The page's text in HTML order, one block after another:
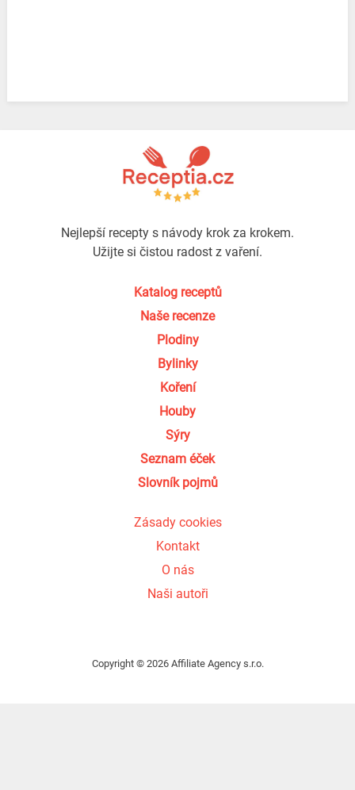
Nejlepší recepty s návody krok za krokem.
Užijte si čistou radost z vaření.
Katalog receptů
Naše recenze
Plodiny
Bylinky
Koření
Houby
Sýry
Seznam éček
Slovník pojmů
Zásady cookies
Kontakt
O nás
Naši autoři
Copyright © 2026 Affiliate Agency s.r.o.